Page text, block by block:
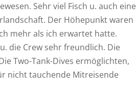
Sehr viel Fisch u. auch eine
Der Höhepunkt waren
mehr als ich erwartet hatte.
die Crew sehr freundlich. Die
Two-Tank-Dives ermöglichten,
nicht tauchende Mitreisende